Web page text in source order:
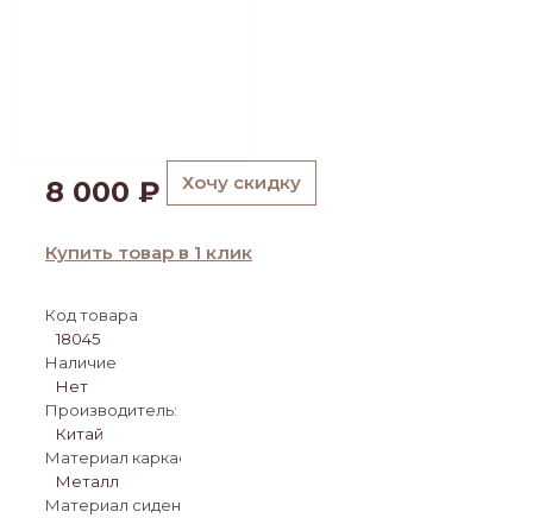
8 000 ₽ Хочу скидку
Купить товар в 1 клик
Код товара
18045
Наличие
Нет
Производитель:
Китай
Материал каркаса:
Металл
Материал сиденья: